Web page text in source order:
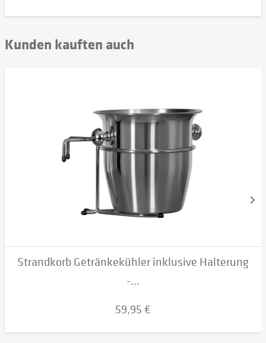
Kunden kauften auch
Strandkorb Getränkekühler inklusive Halterung
-...
59,95 €